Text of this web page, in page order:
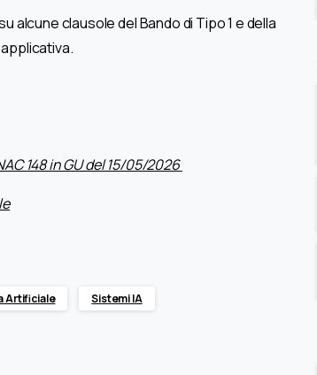
alcune clausole del Bando di Tipo 1 e della
148 in GU del 15/05/2026
Artificiale Sistemi IA